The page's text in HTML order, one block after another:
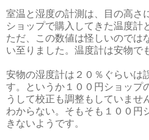
室温と湿度の計測は、目の高さ
ショップで購入してきた温度計
ただ、この数値は怪しいのでは
い至りました。温度計は安物で
安物の湿度計は２０％ぐらいは
す。というか１００円ショップ
うして校正も調整もしていませ
わからない。そもそも１００円
きないようです。